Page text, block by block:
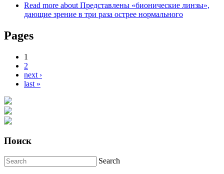
Read more about Представлены «бионические линзы»,
дающие зрение в три раза острее нормального
Pages
1
2
next ›
last »
Поиск
Search